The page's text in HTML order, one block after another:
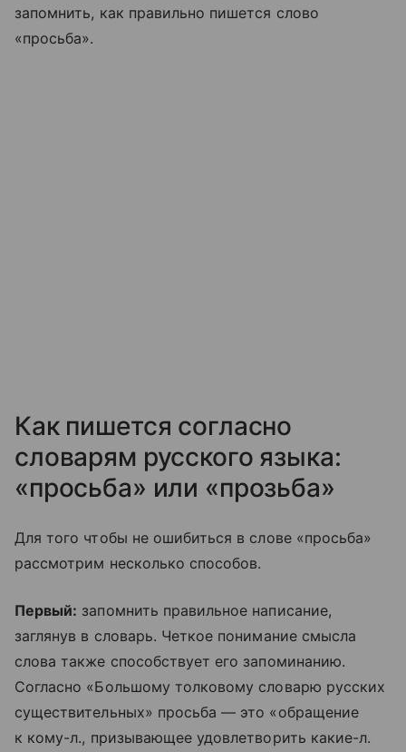
запомнить, как правильно пишется слово
«просьба».
Как пишется согласно
словарям русского языка:
«просьба» или «прозьба»
Для того чтобы не ошибиться в слове «просьба»
рассмотрим несколько способов.
Первый: запомнить правильное написание,
заглянув в словарь. Четкое понимание смысла
слова также способствует его запоминанию.
Согласно «Большому толковому словарю русских
существительных» просьба — это «обращение
к кому-л., призывающее удовлетворить какие-л.